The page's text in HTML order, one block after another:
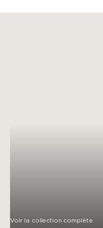
Voir la collection complète